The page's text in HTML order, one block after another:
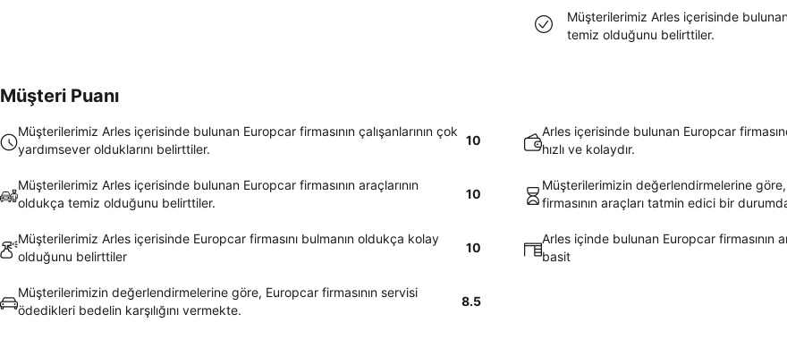
Müşterilerimiz Arles içerisinde
temiz olduğunu belirttiler.
Müşteri Puanı
Müşterilerimiz Arles içerisinde bulunan Europcar firmasının çalışanlarının çok
yardımsever olduklarını belirttiler.
10
Arles içerisinde bulunan Europcar
hızlı ve kolaydır.
Müşterilerimiz Arles içerisinde bulunan Europcar firmasının araçlarının
oldukça temiz olduğunu belirttiler.
10
Müşterilerimizin değerlendirmelerine
firmasının araçları tatmin edici bir
Müşterilerimiz Arles içerisinde Europcar firmasını bulmanın oldukça kolay
olduğunu belirttiler
10
Arles içinde bulunan Europcar firmasının
basit
Müşterilerimizin değerlendirmelerine göre, Europcar firmasının servisi
ödedikleri bedelin karşılığını vermekte.
8.5